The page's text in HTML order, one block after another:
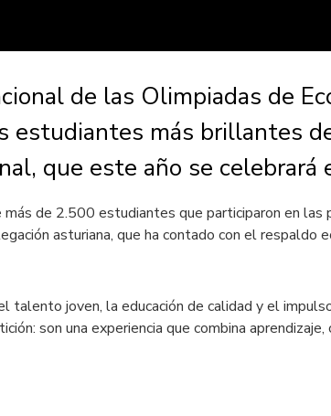
de las Olimpiadas de
estudiantes más brillantes
que este año se celebrará
de 2.500 estudiantes que participaron en las
asturiana, que ha contado con el respaldo
joven, la educación de calidad y el
son una experiencia que combina